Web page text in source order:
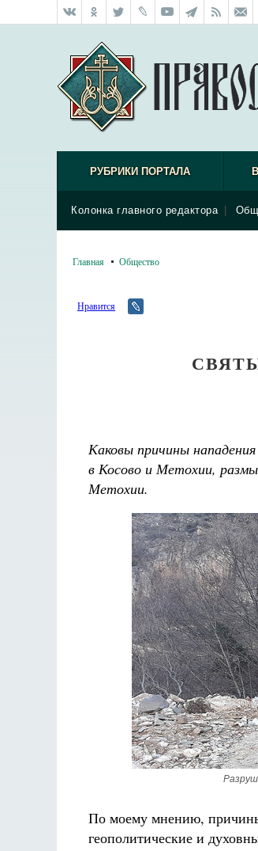
РУБРИКИ ПОРТАЛА
Колонка главного редактора
Главная Общество
Нравится
Каковы причины
в Косово и Метохии,
Метохии.
По моему мнению,
геополитические и
Как найти своё место в жизни
Кирилл Мурышев